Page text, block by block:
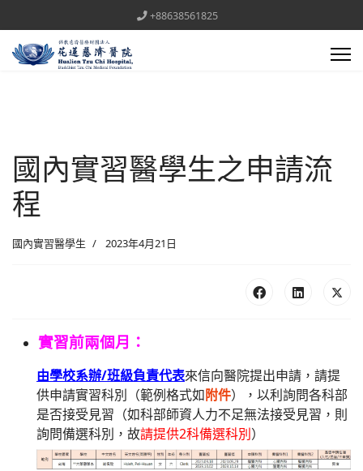
+88638561825
國內實習醫學生之申請流
程
國內實習醫學生 2023年4月21日
實習前兩個月：
由學校系辦/班級負責代表來信向醫院提出申請，請提
供申請實習科別（範例格式如附件），以利詢問各科部
是否接受見習（如科部師資人力不足無法接受見習，則
詢問備選科別，故請提供2科備選科別）